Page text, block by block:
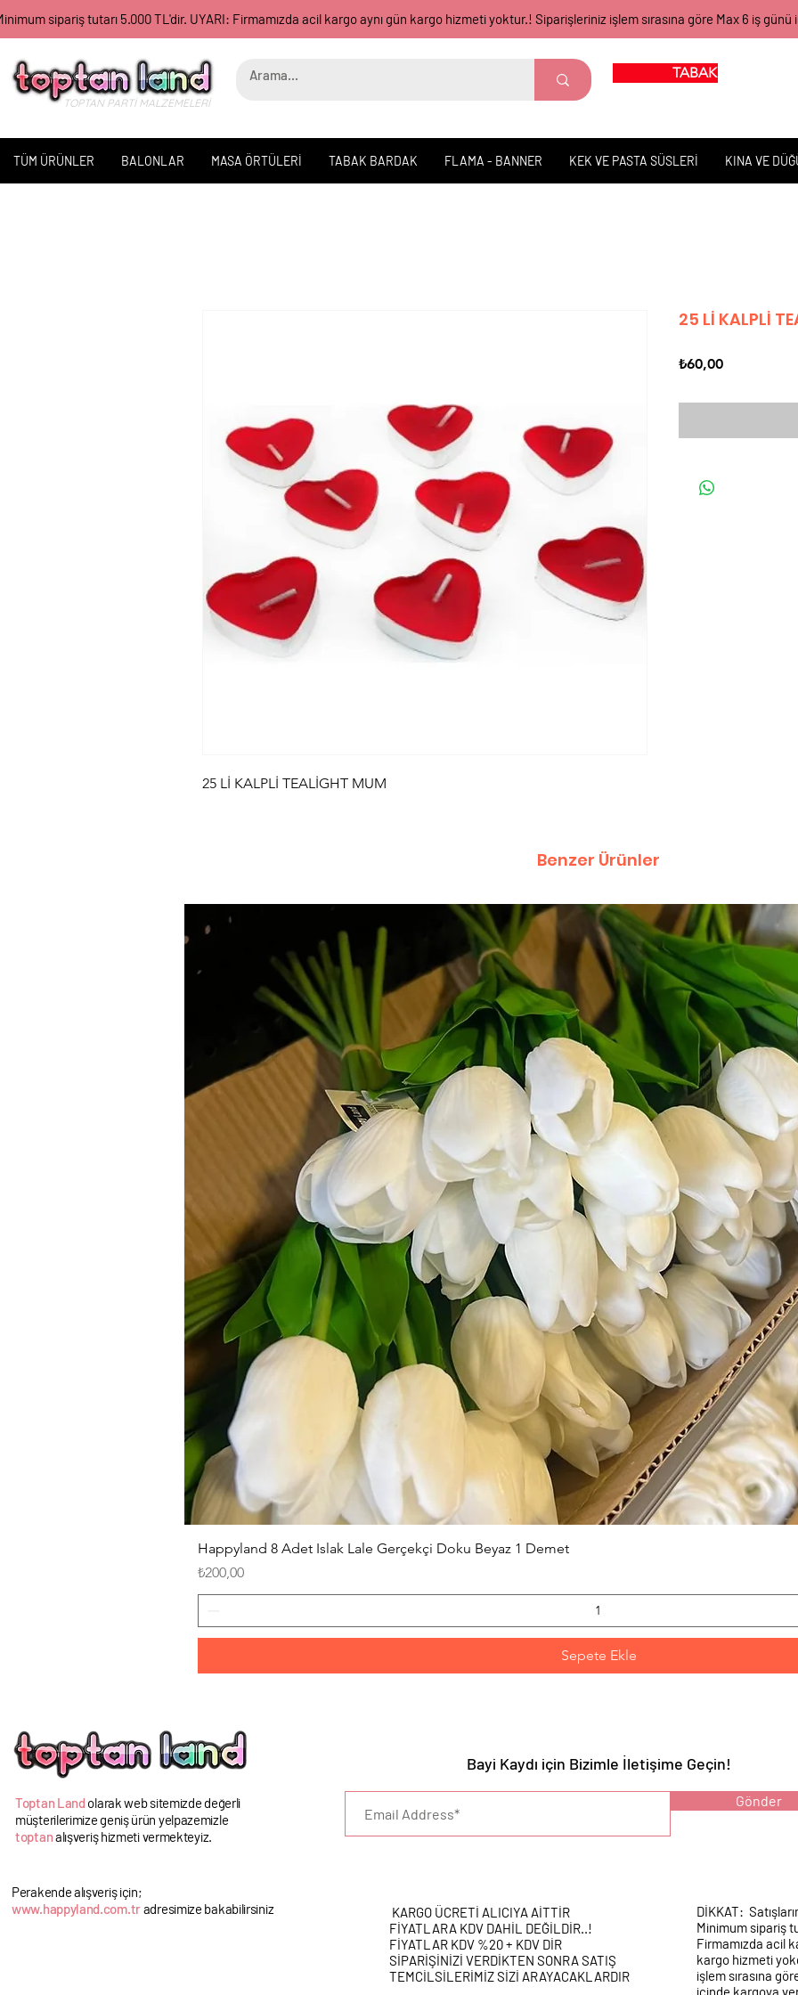
sipariş tutarı 5.000 TL'dir. UYARI: Firmamızda acil kargo aynı gün kargo hizmeti yoktur.! Siparişleriniz işlem sırasına göre Max 6 iş
TOPTAN PARTİ MALZEMELERİ
TABAK BARDAK
TÜM ÜRÜNLER BALONLAR MASA ÖRTÜLERİ TABAK BARDAK FLAMA - BANNER KEK VE PASTA SÜSLERİ KINA VE
25 Lİ KALPLİ TEALİGHT MUM
25 Lİ KALPLİ
₺60,00Fiyat
Benzer Ürünler
Happyland 8 Adet Islak Lale Gerçekçi Doku Beyaz 1 Demet
Fiyat
₺200,00
Sepete Ekle
Toptan Land olarak web sitemizde değerli
müşterilerimize geniş ürün yelpazemizle
toptanalışveriş hizmeti vermekteyiz.
Perakende alışveriş için;
www.happyland.com.tradresimize bakabilirsiniz
UYARI :
Bayi Kaydı için Bizimle İletişime Geçin!
Gönder
KARGO ÜCRETİ ALICIYA AİTTİR
FİYATLARA KDV DAHİL DEĞİLDİR..!
FİYATLAR KDV %20 + KDV DİR
SİPARİŞİNİZİ VERDİKTEN SONRA SATIŞ
TEMCİLSİLERİMİZ SİZİ ARAYACAKLARDIR
DİKKAT:
Minimum sipariş
Firmamızda acil
kargo hizmeti
işlem sırasına